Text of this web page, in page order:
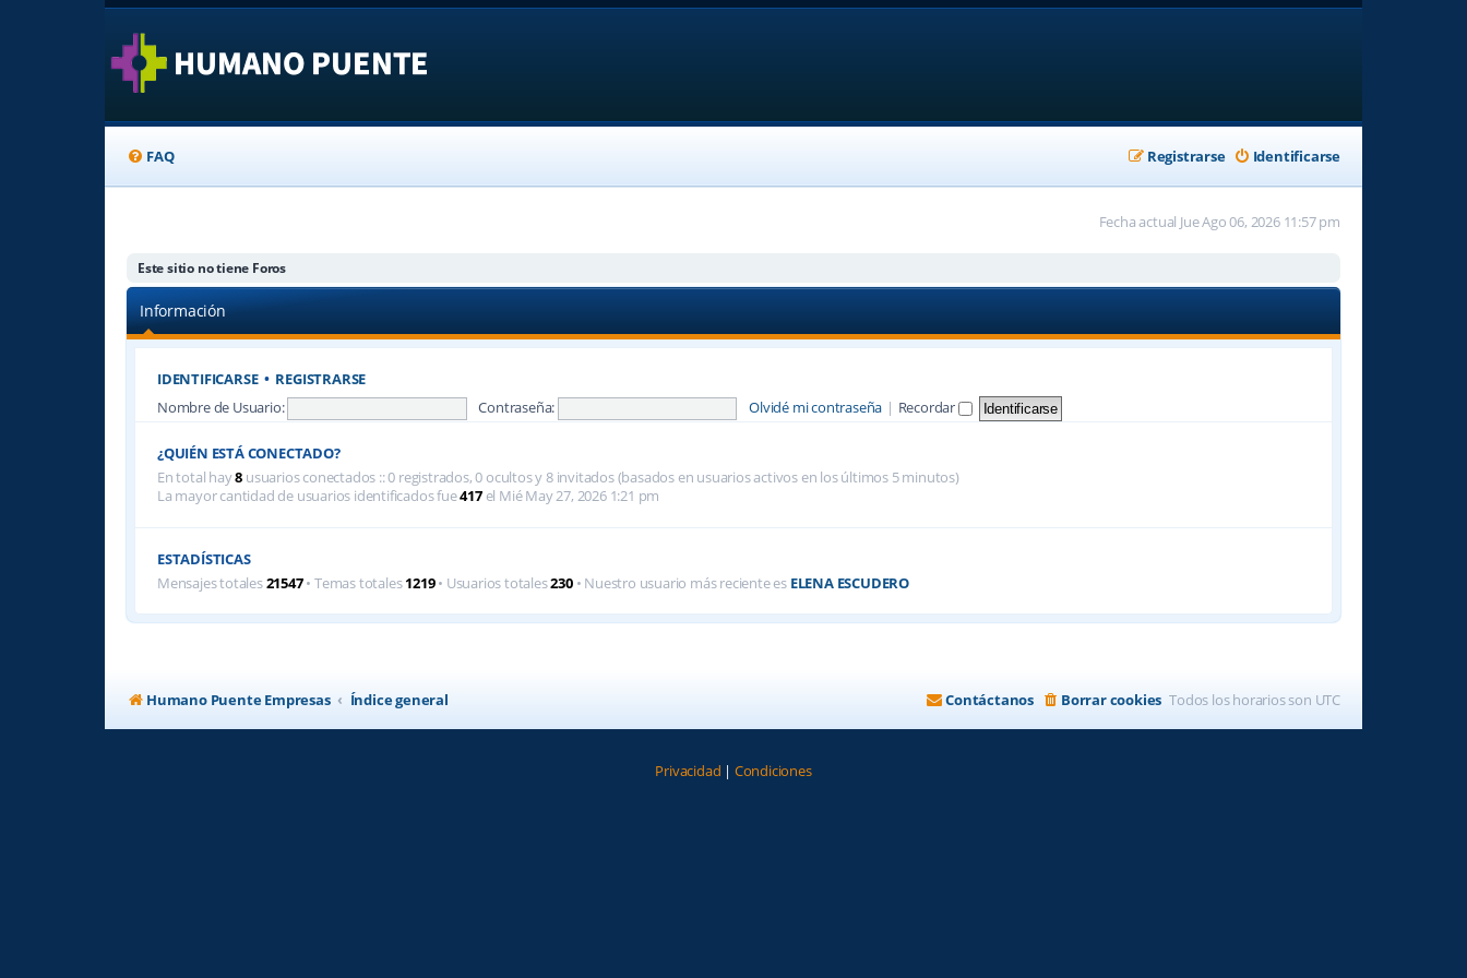
FAQ Identificarse
Registrarse
Fecha actual Jue Ago 06, 2026 11:57 pm
Este sitio no tiene Foros
Información
IDENTIFICARSE• REGISTRARSE
Nombre de Usuario: Contraseña: Olvidé mi contraseña | Recordar
¿QUIÉN ESTÁ CONECTADO?
En total hay8 usuarios conectados :: 0 registrados, 0 ocultos y 8 invitados (basados en usuarios activos en los últimos 5 minutos)
La mayor cantidad de usuarios identificados fue417el Mié May 27, 2026 1:21 pm
ESTADÍSTICAS
Mensajes totales21547• Temas totales1219• Usuarios totales230• Nuestro usuario más reciente es ELENA ESCUDERO
Humano Puente Empresas Índice general Todos los horarios son UTC
Borrar cookies
Contáctanos
Privacidad | Condiciones